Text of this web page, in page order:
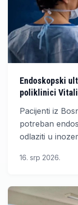
Endoskopski
poliklinici
Pacijenti iz
potreban
odlaziti u
16. srp 2026.